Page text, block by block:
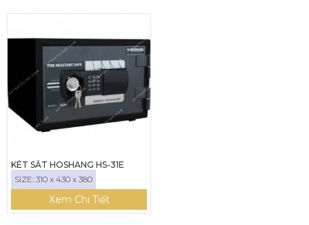
KÉT SẮT HOSHANG HS-31E
SIZE: 310 x 430 x 380
Xem Chi Tiết